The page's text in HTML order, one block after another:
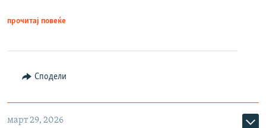
прочитај повеќе
Сподели
март 29, 2026